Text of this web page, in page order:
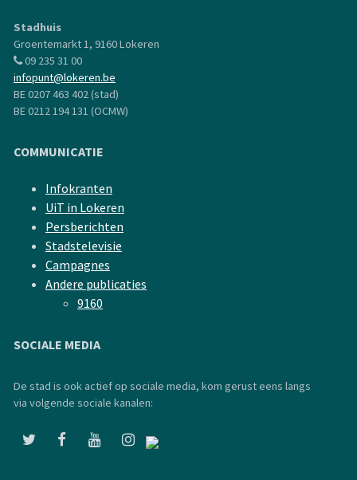
Stadhuis
Groentemarkt 1, 9160 Lokeren
09 235 31 00
infopunt@lokeren.be
BE 0207 463 402 (stad)
BE 0212 194 131 (OCMW)
COMMUNICATIE
Infokranten
UiT in Lokeren
Persberichten
Stadstelevisie
Campagnes
Andere publicaties
9160
SOCIALE MEDIA
De stad is ook actief op sociale media, kom gerust eens langs
via volgende sociale kanalen: